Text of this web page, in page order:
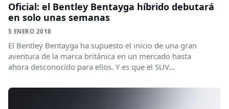
Oficial: el Bentley Bentayga híbrido debutará
en solo unas semanas
5 ENERO 2018
El Bentley Bentayga ha supuesto el inicio de una gran
aventura de la marca británica en un mercado hasta
ahora desconocido para ellos. Y es que el SUV...